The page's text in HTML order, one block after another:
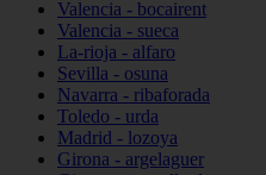
Valencia - bocairent
Valencia - sueca
La-rioja - alfaro
Sevilla - osuna
Navarra - ribaforada
Toledo - urda
Madrid - lozoya
Girona - argelaguer